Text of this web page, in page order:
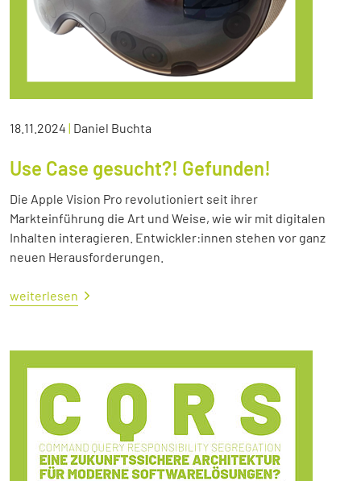
18.11.2024 | Daniel Buchta
Use Case gesucht?! Gefunden!
Die Apple Vision Pro revolutioniert seit ihrer
Markteinführung die Art und Weise, wie wir mit digitalen
Inhalten interagieren. Entwickler:innen stehen vor ganz
neuen Herausforderungen.
weiterlesen